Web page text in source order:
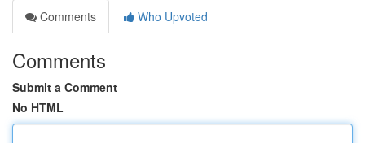
Comments
Who Upvoted
Comments
Submit a Comment
No HTML